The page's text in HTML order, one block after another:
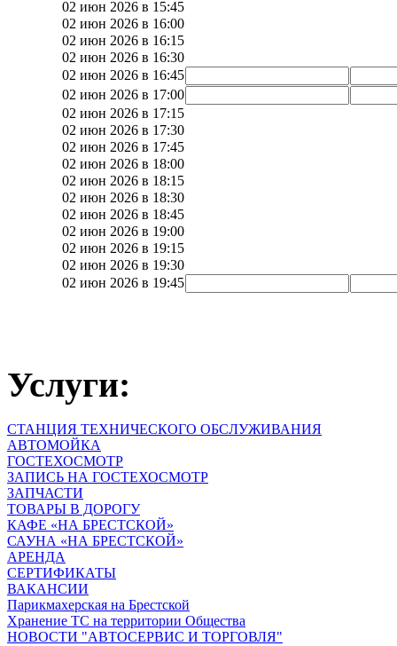
02 июн 2026 в 15:45
02 июн 2026 в 16:00
02 июн 2026 в 16:15
02 июн 2026 в 16:30
02 июн 2026 в 16:45
02 июн 2026 в 17:00
02 июн 2026 в 17:15
02 июн 2026 в 17:30
02 июн 2026 в 17:45
02 июн 2026 в 18:00
02 июн 2026 в 18:15
02 июн 2026 в 18:30
02 июн 2026 в 18:45
02 июн 2026 в 19:00
02 июн 2026 в 19:15
02 июн 2026 в 19:30
02 июн 2026 в 19:45
Услуги:
СТАНЦИЯ ТЕХНИЧЕСКОГО ОБСЛУЖИВАНИЯ
АВТОМОЙКА
ГОСТЕХОСМОТР
ЗАПИСЬ НА ГОСТЕХОСМОТР
ЗАПЧАСТИ
ТОВАРЫ В ДОРОГУ
КАФЕ «НА БРЕСТСКОЙ»
САУНА «НА БРЕСТСКОЙ»
АРЕНДА
СЕРТИФИКАТЫ
ВАКАНСИИ
Парикмахерская на Брестской
Хранение ТС на территории Общества
НОВОСТИ "АВТОСЕРВИС И ТОРГОВЛЯ"